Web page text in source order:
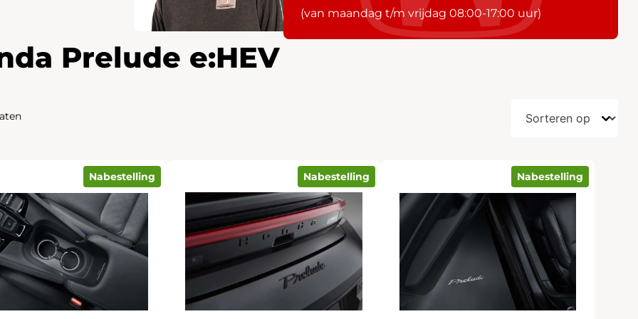
(van maandag t/m vrijdag 08:00-17:00 uur)
Prelude e:HEV
Nabestelling Nabestelling Nabestelling